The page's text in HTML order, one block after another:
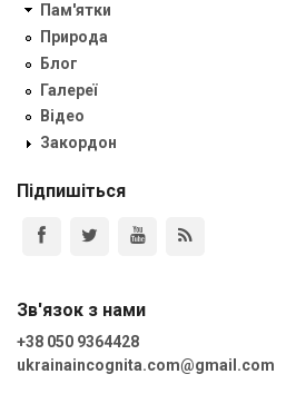
Пам'ятки
Природа
Блог
Галереї
Відео
Закордон
Підпишіться
Зв'язок з нами
+38 050 9364428
ukrainaincognita.com@gmail.com